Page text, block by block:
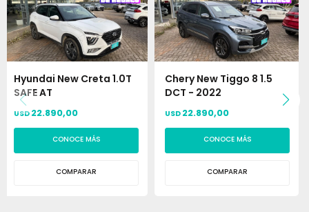
Hyundai New Creta 1.0T
SAFE AT
USD 22.890,00
CONOCE MÁS
COMPARAR
Chery New Tiggo 8 1.5
DCT - 2022
USD 22.890,00
CONOCE MÁS
COMPARAR